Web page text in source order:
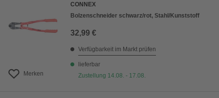
Merken
CONNEX
Bolzenschneider schwarz/rot, Stahl/Kunststoff
32,99 €
Verfügbarkeit im Markt prüfen
lieferbar
Zustellung 14.08. - 17.08.